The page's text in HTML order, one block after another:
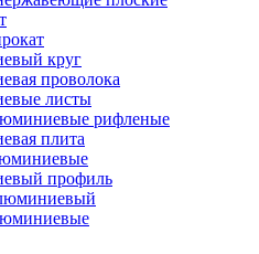
круг
проволока
листы
рифленые
плита
профиль